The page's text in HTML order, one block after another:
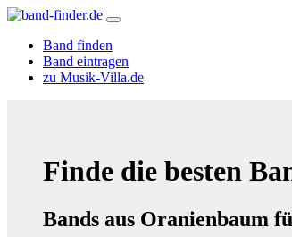
Band finden
Band eintragen
zu Musik-Villa.de
Finde die besten
Bands aus Oranienbaum